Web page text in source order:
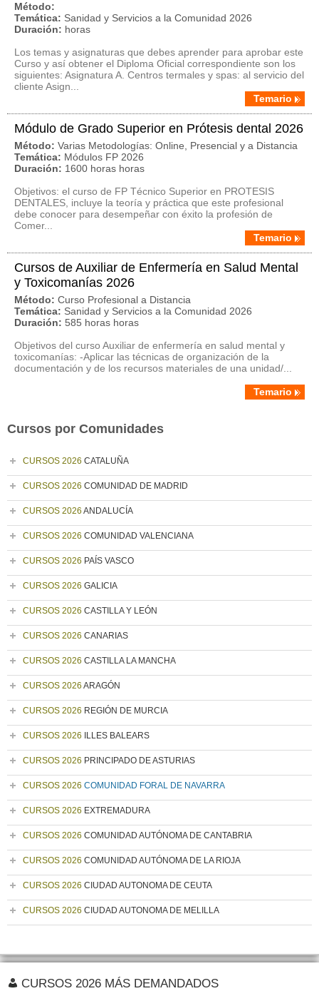
Método:
Temática: Sanidad y Servicios a la Comunidad 2026
Duración: horas
Los temas y asignaturas que debes aprender para aprobar este
Curso y así obtener el Diploma Oficial correspondiente son los
siguientes: Asignatura A. Centros termales y spas: al servicio del
cliente Asign...
Temario
Módulo de Grado Superior en Prótesis dental 2026
Método: Varias Metodologías: Online, Presencial y a Distancia
Temática: Módulos FP 2026
Duración: 1600 horas horas
Objetivos: el curso de FP Técnico Superior en PROTESIS
DENTALES, incluye la teoría y práctica que este profesional
debe conocer para desempeñar con éxito la profesión de
Comer...
Temario
Cursos de Auxiliar de Enfermería en Salud Mental
y Toxicomanías 2026
Método: Curso Profesional a Distancia
Temática: Sanidad y Servicios a la Comunidad 2026
Duración: 585 horas horas
Objetivos del curso Auxiliar de enfermería en salud mental y
toxicomanías: -Aplicar las técnicas de organización de la
documentación y de los recursos materiales de una unidad/...
Temario
Cursos por Comunidades
CURSOS 2026 CATALUÑA
CURSOS 2026 COMUNIDAD DE MADRID
CURSOS 2026 ANDALUCÍA
CURSOS 2026 COMUNIDAD VALENCIANA
CURSOS 2026 PAÍS VASCO
CURSOS 2026 GALICIA
CURSOS 2026 CASTILLA Y LEÓN
CURSOS 2026 CANARIAS
CURSOS 2026 CASTILLA LA MANCHA
CURSOS 2026 ARAGÓN
CURSOS 2026 REGIÓN DE MURCIA
CURSOS 2026 ILLES BALEARS
CURSOS 2026 PRINCIPADO DE ASTURIAS
CURSOS 2026 COMUNIDAD FORAL DE NAVARRA
CURSOS 2026 EXTREMADURA
CURSOS 2026 COMUNIDAD AUTÓNOMA DE CANTABRIA
CURSOS 2026 COMUNIDAD AUTÓNOMA DE LA RIOJA
CURSOS 2026 CIUDAD AUTONOMA DE CEUTA
CURSOS 2026 CIUDAD AUTONOMA DE MELILLA
CURSOS 2026 MÁS DEMANDADOS